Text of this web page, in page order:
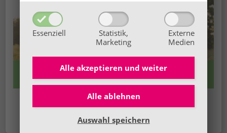
Essenziell
Statistik,
Marketing
Externe
Medien
Alle akzeptieren und weiter
Alle ablehnen
Auswahl speichern
👉 Hier alle Infos
Wir freuen uns auf dich!
Iridologie
Alles super!
59846 Sundern / D
Iridologie - Irisdiagnose, Kinesiologie - Cranio Sacral, Klangmassage -
Klangpunktur
mitnehmen. Sehr interessant.